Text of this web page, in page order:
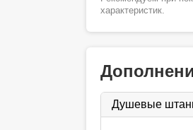
характеристик.
Душевые